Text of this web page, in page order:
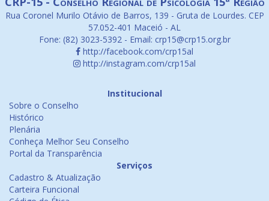
Rua Coronel Murilo Otávio de Barros, 139 - Gruta de Lourdes. CEP
57.052-401 Maceió - AL
Fone: (82) 3023-5392 - Email: crp15@crp15.org.br
http://facebook.com/crp15al
http://instagram.com/crp15al
Institucional
Sobre o Conselho
Histórico
Plenária
Conheça Melhor Seu Conselho
Portal da Transparência
Serviços
Cadastro & Atualização
Carteira Funcional